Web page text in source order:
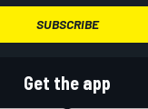
SUBSCRIBE
Get the app